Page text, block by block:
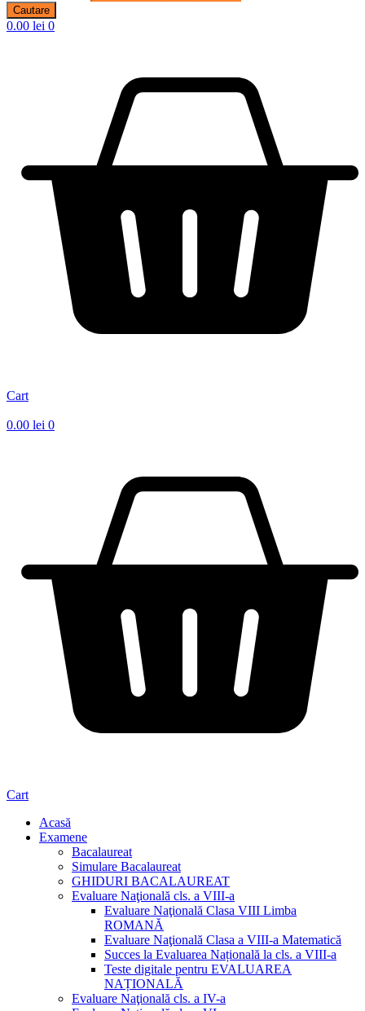
Cautare
0.00 lei 0
Cart
0.00 lei 0
Cart
Acasă
Examene
Bacalaureat
Simulare Bacalaureat
GHIDURI BACALAUREAT
Evaluare Naţională cls. a VIII-a
Evaluare Naţională Clasa VIII Limba
ROMANĂ
Evaluare Naţională Clasa a VIII-a Matematică
Succes la Evaluarea Națională la cls. a VIII-a
Teste digitale pentru EVALUAREA
NAȚIONALĂ
Evaluare Naţională cls. a IV-a